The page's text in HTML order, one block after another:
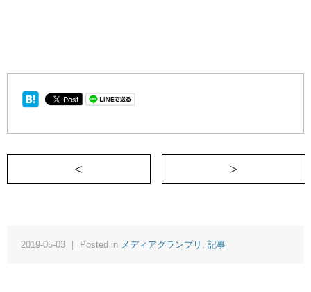
＜ 本、文字、音楽。ぼくは本当に好きな
2019-05-03 ｜ Posted in メディアグランプリ 記事